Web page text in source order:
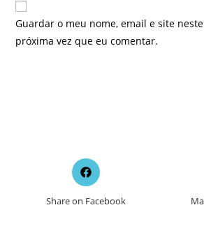
Guardar o meu nome, email e site
próxima vez que eu comentar.
Opens
in
new
Share on Facebook